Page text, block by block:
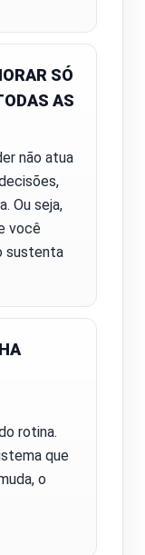
SÓ
AS
não atua
Ou seja,
você
sustenta
rotina.
que
o